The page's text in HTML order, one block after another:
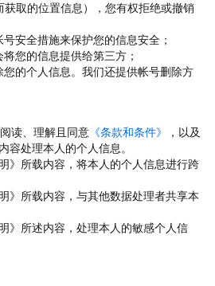
取的位置信息），您有权拒绝或撤销
安全措施来保护您的信息安全；
您的信息提供给第三方；
的个人信息。我们还提供帐号删除方
读、理解且同意 《条款和条件》
，以及
容处理本人的个人信息。
》所载内容，将本人的个人信息进行跨
》所载内容，与其他数据处理者共享本
》所述内容，处理本人的敏感个人信